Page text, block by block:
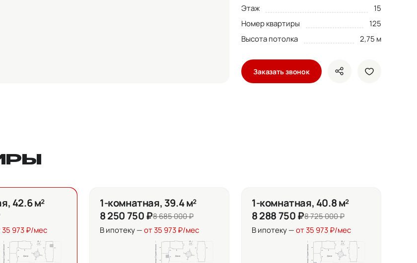
Этаж
15
Номер квартиры
125
Высота потолка
2,75 м
Заказать звонок показать кнопки
добавить в
42.6 м²
35 973 ₽/мес
1-комнатная, 39.4 м²
8 250 750 ₽8 685 000 ₽
В ипотеку —от 35 973 ₽/мес
1-комнатная, 40.8 м²
8 288 750 ₽8 725 000 ₽
В ипотеку —от 35 973 ₽/мес